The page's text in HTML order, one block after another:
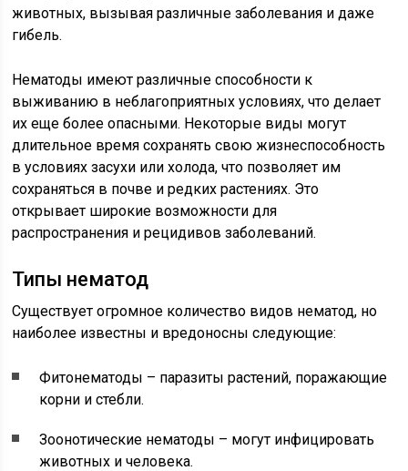
животных, вызывая различные заболевания и даже
гибель.
Нематоды имеют различные способности к
выживанию в неблагоприятных условиях, что делает
их еще более опасными. Некоторые виды могут
длительное время сохранять свою жизнеспособность
в условиях засухи или холода, что позволяет им
сохраняться в почве и редких растениях. Это
открывает широкие возможности для
распространения и рецидивов заболеваний.
Типы нематод
Существует огромное количество видов нематод, но
наиболее известны и вредоносны следующие:
Фитонематоды – паразиты растений, поражающие
корни и стебли.
Зоонотические нематоды – могут инфицировать
животных и человека.